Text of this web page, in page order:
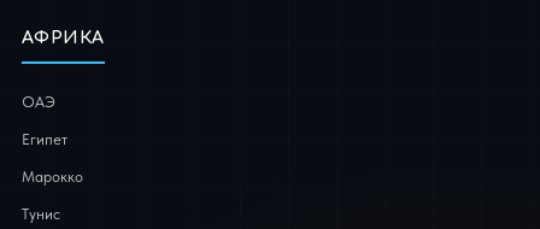
АФРИКА
ОАЭ
Египет
Марокко
Тунис